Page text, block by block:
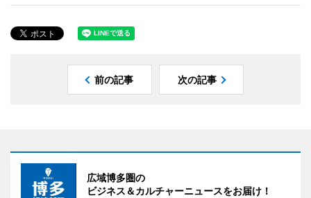
前の記事 次の記事
広域博多圏の
ビジネス＆カルチャーニュースをお届け！